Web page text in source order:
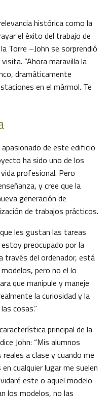
histórica como la
el éxito del trabajo de
Torre –John se sorprendió
“Ahora maravilla la
dramáticamente
en el mármol. Te
apasionado de este edificio
ha sido uno de los
profesional. Pero
y cree que la
generación de
de trabajos prácticos.
les gustan las tareas
preocupado por la
través del ordenador, está
pero no el lo
que manipule y maneje
la curiosidad y la
cosas.”
principal de la
John: “Mis alumnos
a clase y cuando me
cualquier lugar me suelen
este o aquel modelo
los modelos, no las